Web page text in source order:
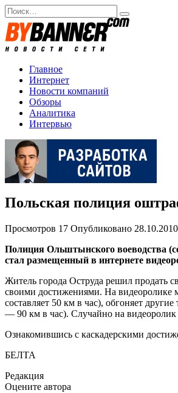
Перейти
к
содержанию
Search
for:
Главное
Интернет
Новости компаний
Обзоры
Аналитика
Интервью
Польская полиция
Просмотров 17 Опубликовано 28.10.2010
Полиция Ольштынского воеводства
стал размещенный в интернете
Житель города Оструда решил продать
своими достижениями. На видеоролике
составляет 50 км в час), обгоняет
— 90 км в час). Случайно на видеоролик
Ознакомившись с каскадерскими
БЕЛТА
Редакция
Оцените автора